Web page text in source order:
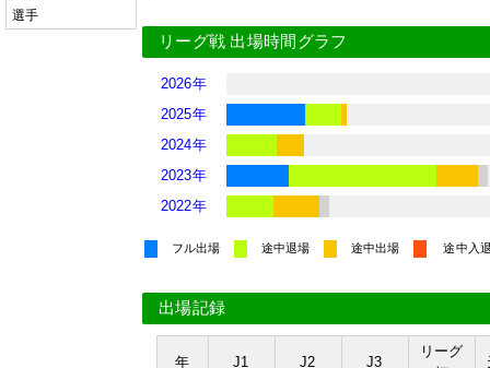
選手
リーグ戦 出場時間グラフ
2026年
2025年
2024年
2023年
2022年
フル出場 途中退場 途中出場 途中入
出場記録
年 J1 J2 J3
リーグ